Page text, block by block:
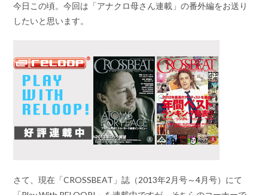
今日この頃。今回は「アナクロ母さん連載」の番外編をお送り
したいと思います。
さて、現在「CROSSBEAT」誌（2013年2月号～4月号）にて